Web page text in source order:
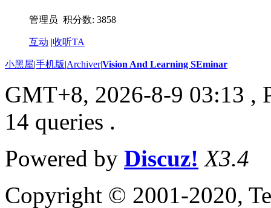
管理员 积分数: 3858
互动 |收听TA
小黑屋|手机版|Archiver|Vision And Learning SEminar
GMT+8, 2026-8-9 03:13 ,
14 queries .
Powered by Discuz! X3.4
Copyright © 2001-2020,